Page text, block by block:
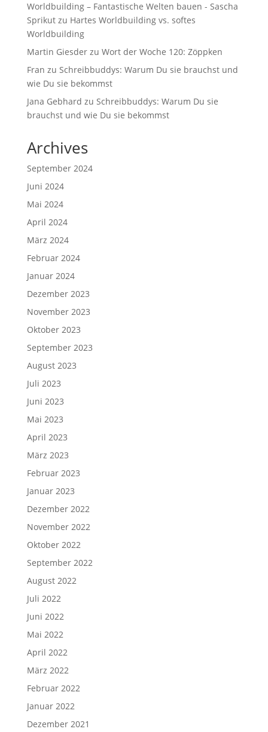
Worldbuilding – Fantastische Welten bauen - Sascha
Sprikutzu Hartes Worldbuilding vs. softes
Worldbuilding
Martin Giesderzu Wort der Woche 120: Zöppken
Fran zu Schreibbuddys: Warum Du sie brauchst und
wie Du sie bekommst
Jana Gebhard zu Schreibbuddys: Warum Du sie
brauchst und wie Du sie bekommst
Archives
September 2024
Juni 2024
Mai 2024
April 2024
März 2024
Februar 2024
Januar 2024
Dezember 2023
November 2023
Oktober 2023
September 2023
August 2023
Juli 2023
Juni 2023
Mai 2023
April 2023
März 2023
Februar 2023
Januar 2023
Dezember 2022
November 2022
Oktober 2022
September 2022
August 2022
Juli 2022
Juni 2022
Mai 2022
April 2022
März 2022
Februar 2022
Januar 2022
Dezember 2021